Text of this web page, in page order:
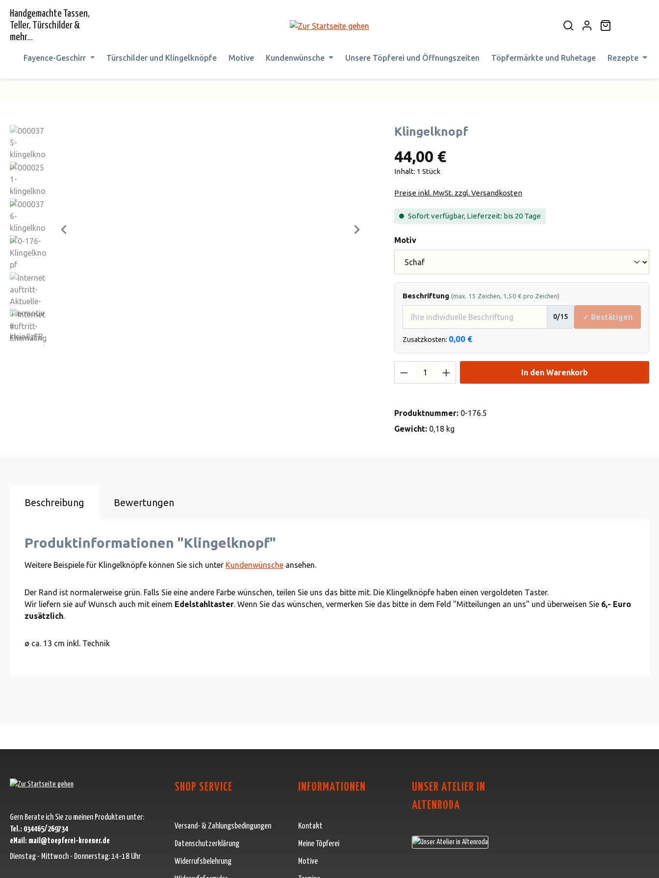
Zur Hauptnavigation springen
Handgemachte Tassen,
Teller, Türschilder &
mehr...
Fayence-Geschirr Türschilder und Klingelknöpfe Motive Kundenwünsche Unsere Töpferei und Öffnungszeiten Töpfermärkte und Ruhetage Rezepte
Bildergalerie überspringen Klingelknopf
44,00 €
Inhalt: 1 Stück
Preise inkl. MwSt. zzgl. Versandkosten
Sofort verfügbar, Lieferzeit: bis 20 Tage
Motivauswählen
Beschriftung (max. 15 Zeichen, 1,50 € pro Zeichen)
0/15 ✓ Bestätigen
Zusatzkosten: 0,00 €
Produkt Anzahl: Gib den gewünschten Wert
In den Warenkorb
Produktnummer: 0-176.5
Gewicht: 0,18 kg
Beschreibung Bewertungen
Produktinformationen "Klingelknopf"
Weitere Beispiele für Klingelknöpfe können Sie sich unter Kundenwünsche ansehen.
Der Rand ist normalerweise grün. Falls Sie eine andere Farbe wünschen, teilen Sie uns das bitte mit. Die Klingelknöpfe haben einen vergoldeten Taster.
Wir liefern sie auf Wunsch auch mit einem Edelstahltaster. Wenn Sie das wünschen, vermerken Sie das bitte in dem Feld "Mitteilungen an uns" und überweisen Sie 6,- Euro
zusätzlich.
ø ca. 13 cm inkl. Technik
Gern Berate ich Sie zu meinen Produkten unter:
Tel.: 034465/269734
eMail: mail@toepferei-kroener.de
Dienstag - Mittwoch - Donnerstag: 14-18 Uhr
SHOP SERVICE
Versand- & Zahlungsbedingungen
Datenschutzerklärung
Widerrufsbelehrung
INFORMATIONEN
Kontakt
Meine Töpferei
Motive
UNSER ATELIER IN
ALTENRODA